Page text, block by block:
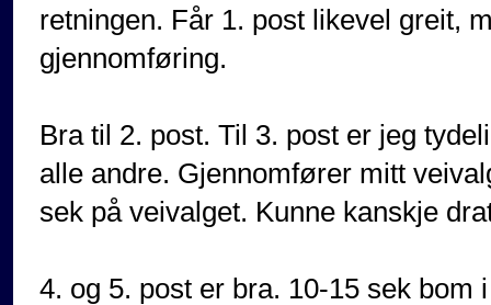
retningen. Får 1. post likevel greit,
gjennomføring.
Bra til 2. post. Til 3. post er jeg
alle andre. Gjennomfører mitt
sek på veivalget. Kunne kanskje
4. og 5. post er bra. 10-15 sek bom